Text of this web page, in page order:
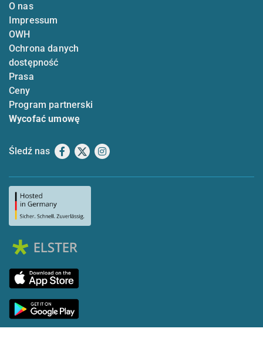
O nas
Impressum
OWH
Ochrona danych
dostępność
Prasa
Ceny
Program partnerski
Wycofać umowę
Śledź nas Facebook
X Instagram